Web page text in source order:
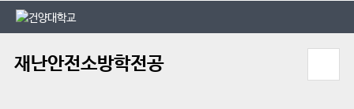
본문 바로가기
대메뉴 바로가기
재난안전소방학전공